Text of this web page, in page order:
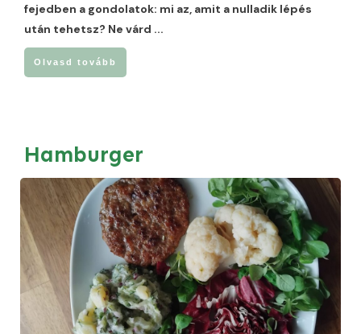
fejedben a gondolatok: mi az, amit a nulladik lépés
után tehetsz? Ne várd ...
Olvasd tovább
Hamburger